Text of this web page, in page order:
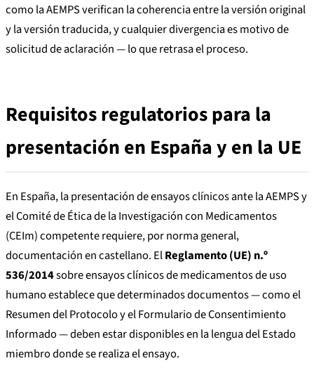
como la AEMPS verifican la coherencia entre la versión original
y la versión traducida, y cualquier divergencia es motivo de
solicitud de aclaración — lo que retrasa el proceso.
Requisitos regulatorios para la
presentación en España y en la UE
En España, la presentación de ensayos clínicos ante la AEMPS y
el Comité de Ética de la Investigación con Medicamentos
(CEIm) competente requiere, por norma general,
documentación en castellano. ElReglamento (UE) n.º
536/2014sobre ensayos clínicos de medicamentos de uso
humano establece que determinados documentos — como el
Resumen del Protocolo y el Formulario de Consentimiento
Informado — deben estar disponibles en la lengua del Estado
miembro donde se realiza el ensayo.